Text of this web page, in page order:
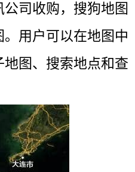
司收购，搜狗地图
用户可以在地图中
图、搜索地点和查